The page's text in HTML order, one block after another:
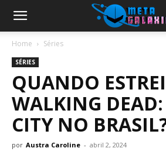
Home Séries
SÉRIES
QUANDO
WALKING
CITY NO
por Austra Caroline - abril 2, 2024